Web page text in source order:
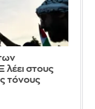
λέει στους
τόνους